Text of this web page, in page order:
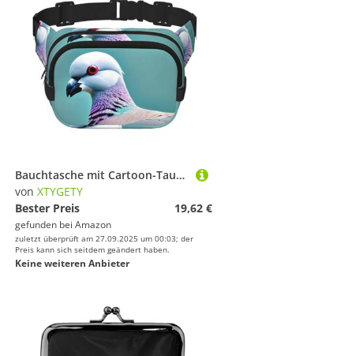
Bauchtasche mit Cartoon-Taubenmotiv, für Damen und Herren, mit verstellbarem Gurt, für Reisen, Wandern, Radfahren
von XTYGETY
Bester Preis
19,62 €
gefunden bei Amazon
zuletzt überprüft am 27.09.2025 um 00:03; der
Preis kann sich seitdem geändert haben.
Keine weiteren Anbieter